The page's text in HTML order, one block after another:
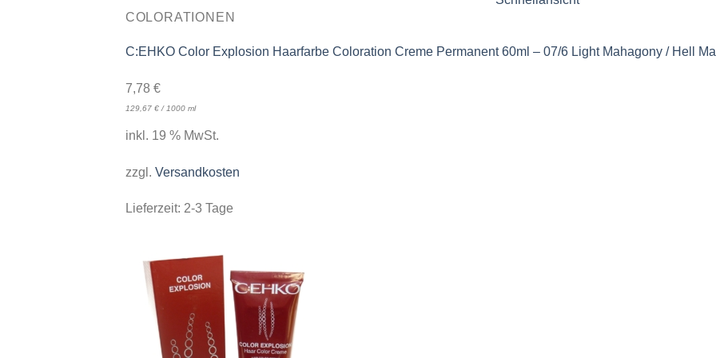
COLORATIONEN
C:EHKO Color Explosion Haarfarbe Coloration Creme Permanent 60ml – 07/6 Light Mahagony / Hell
7,78 €
129,67 €/ 1000 ml
inkl. 19 % MwSt.
zzgl. Versandkosten
Lieferzeit: 2-3 Tage